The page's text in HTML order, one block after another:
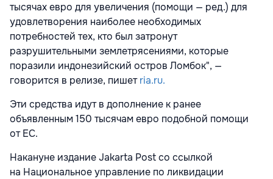
тысячах евро для увеличения (помощи — ред.) для
удовлетворения наиболее необходимых
потребностей тех, кто был затронут
разрушительными землетрясениями, которые
поразили индонезийский остров Ломбок", —
говорится в релизе, пишетria.ru.
Эти средства идут в дополнение к ранее
объявленным 150 тысячам евро подобной помощи
от ЕС.
Накануне издание Jakarta Post со ссылкой
на Национальное управление по ликвидации